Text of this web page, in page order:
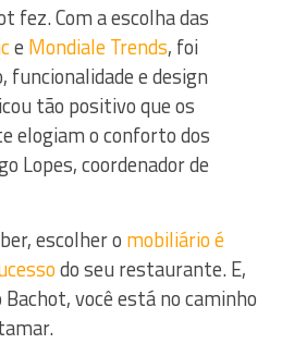
fez. Com a escolha das
e Mondiale Trends, foi
e design
tão positivo que os
elogiam o conforto dos
Lopes, coordenador de
escolher o mobiliário é
do seu restaurante. E,
você está no caminho